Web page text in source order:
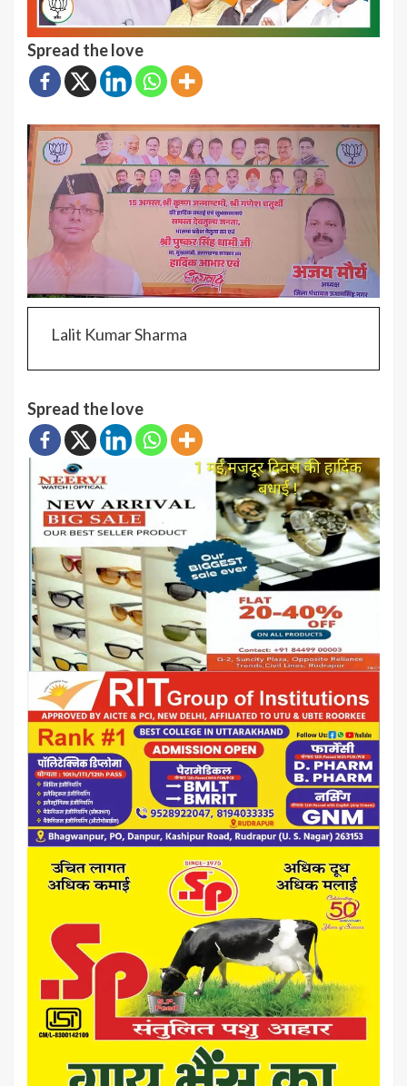
Spread the love
Lalit Kumar Sharma
Spread the love